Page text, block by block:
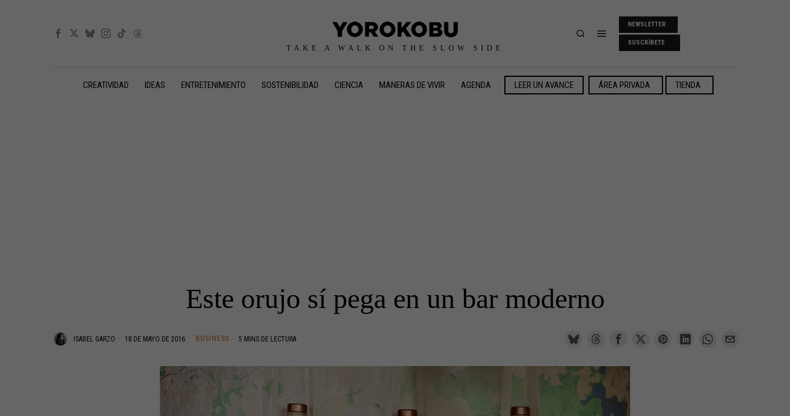
TAKE A WALK ON THE SLOW SIDE
NEWSLETTER
SUSCRÍBETE
CREATIVIDAD IDEAS ENTRETENIMIENTO SOSTENIBILIDAD CIENCIA MANERAS DE VIVIR AGENDA LEER UN AVANCE ÁREA PRIVADA TIENDA
Este orujo sí pega en un bar moderno
ISABEL GARZO 18 DE MAYO DE 2016 BUSINESS 5 MINS DE LECTURA